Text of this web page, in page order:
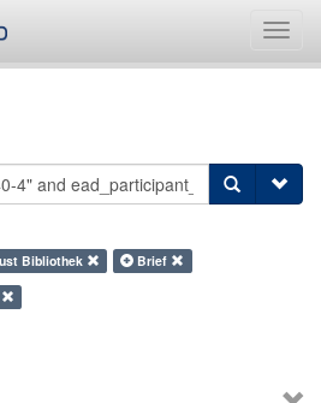
Bibliothek
Brief